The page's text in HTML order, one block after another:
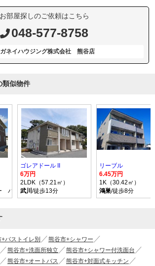
お部屋探しのご依頼はこちら
048-577-8758
ネイハウジング株式会社 熊谷店
類似物件
バス乗車時間34分 停歩5分
ゴレアドール II
6万円
2LDK（57.21㎡）
武川 /徒歩13分
リーブル
6.45万円
1K（30.42㎡）
鴻巣/徒歩8分
バストイレ別
熊谷市+シャワー
熊谷市+洗面所独立
熊谷市+シャワー付洗面台
熊谷市+オートバス
熊谷市+対面式キッチン